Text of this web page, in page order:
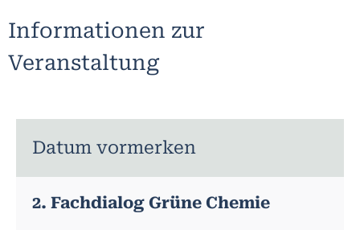
Informationen zur
Veranstaltung
Datum vormerken
2. Fachdialog Grüne Chemie